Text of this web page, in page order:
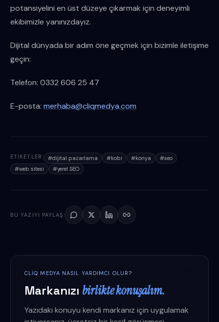
potansiyelini en üst düzeye çıkarmak için deneyimli
ekibimizle yanınızdayız.
Dijital dünyada bir adım öne geçmek için bizimle iletişime
geçin:
Telefon: 0332 606 25 47
E-posta: merhaba@cliqmedya.com
ETIKETLER: #dijital pazarlama #kobi #konya #seo
#web sitesi #yerel SEO
BU YAZIYI PAYLAŞ:
CLIQ MEDYA NASIL YARDIMCI OLUR?
Markanızı birlikte konuşalım.
Yazıdaki konuyu kendi markanız için uygulamak